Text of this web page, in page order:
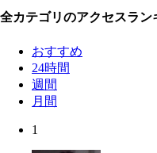
全カテゴリのアクセスラン
おすすめ
24時間
週間
月間
1